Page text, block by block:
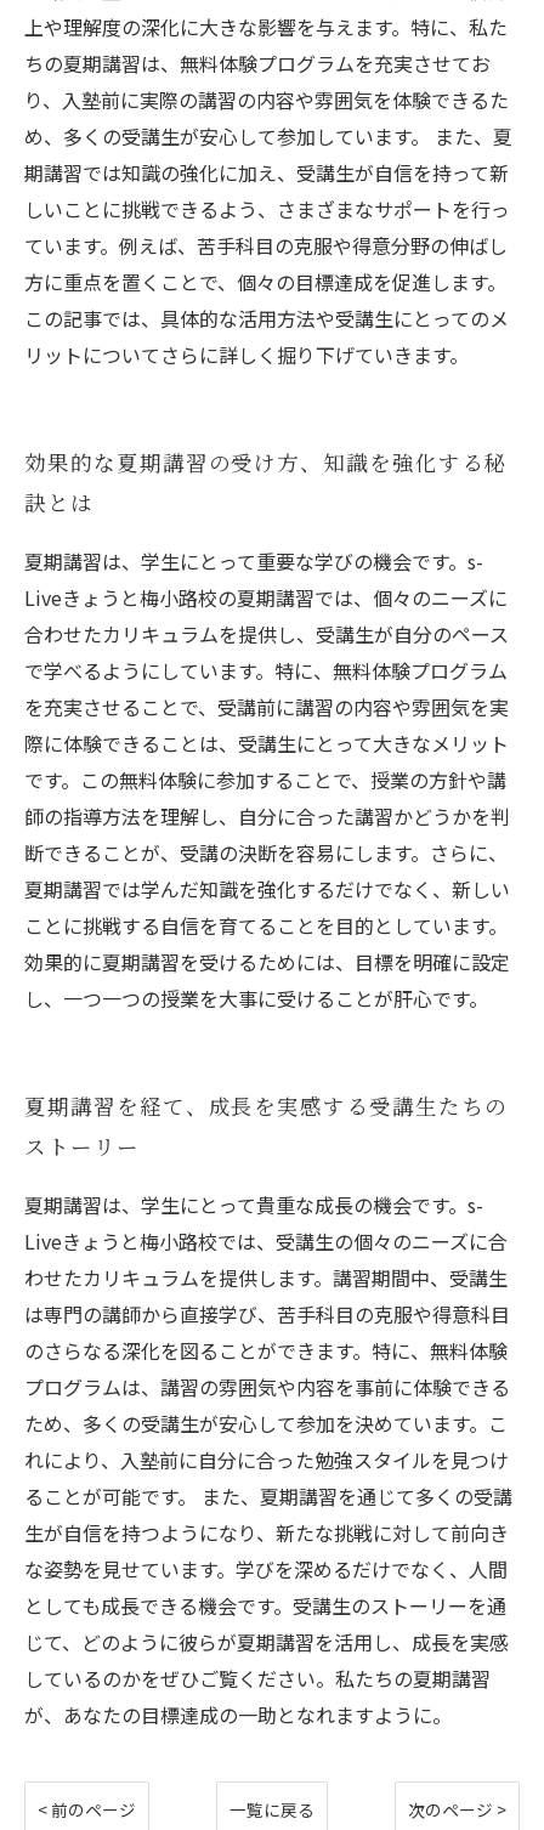
上や理解度の深化に大きな影響を与えます。特に、私た
ちの夏期講習は、無料体験プログラムを充実させてお
り、入塾前に実際の講習の内容や雰囲気を体験できるた
め、多くの受講生が安心して参加しています。 また、夏
期講習では知識の強化に加え、受講生が自信を持って新
しいことに挑戦できるよう、さまざまなサポートを行っ
ています。例えば、苦手科目の克服や得意分野の伸ばし
方に重点を置くことで、個々の目標達成を促進します。
この記事では、具体的な活用方法や受講生にとってのメ
リットについてさらに詳しく掘り下げていきます。
効果的な夏期講習の受け方、知識を強化する秘
訣とは
夏期講習は、学生にとって重要な学びの機会です。s-
Liveきょうと梅小路校の夏期講習では、個々のニーズに
合わせたカリキュラムを提供し、受講生が自分のペース
で学べるようにしています。特に、無料体験プログラム
を充実させることで、受講前に講習の内容や雰囲気を実
際に体験できることは、受講生にとって大きなメリット
です。この無料体験に参加することで、授業の方針や講
師の指導方法を理解し、自分に合った講習かどうかを判
断できることが、受講の決断を容易にします。さらに、
夏期講習では学んだ知識を強化するだけでなく、新しい
ことに挑戦する自信を育てることを目的としています。
効果的に夏期講習を受けるためには、目標を明確に設定
し、一つ一つの授業を大事に受けることが肝心です。
夏期講習を経て、成長を実感する受講生たちの
ストーリー
夏期講習は、学生にとって貴重な成長の機会です。s-
Liveきょうと梅小路校では、受講生の個々のニーズに合
わせたカリキュラムを提供します。講習期間中、受講生
は専門の講師から直接学び、苦手科目の克服や得意科目
のさらなる深化を図ることができます。特に、無料体験
プログラムは、講習の雰囲気や内容を事前に体験できる
ため、多くの受講生が安心して参加を決めています。こ
れにより、入塾前に自分に合った勉強スタイルを見つけ
ることが可能です。 また、夏期講習を通じて多くの受講
生が自信を持つようになり、新たな挑戦に対して前向き
な姿勢を見せています。学びを深めるだけでなく、人間
としても成長できる機会です。受講生のストーリーを通
じて、どのように彼らが夏期講習を活用し、成長を実感
しているのかをぜひご覧ください。私たちの夏期講習
が、あなたの目標達成の一助となれますように。
< 前のページ 一覧に戻る 次のページ >